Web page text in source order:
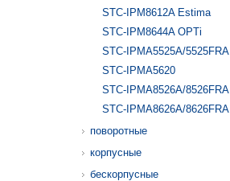
STC-IPM8612A Estima
STC-IPM8644A OPTi
STC-IPMA5525A/5525FRA
STC-IPMА5620
STC-IPMA8526A/8526FRA
STC-IPMA8626A/8626FRA
поворотные
корпусные
бескорпусные